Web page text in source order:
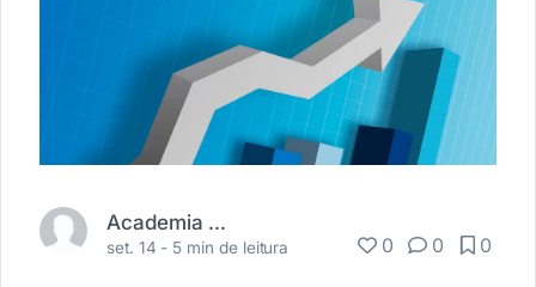
Academia Médica
set. 14 - 5 min de leitura 0 0 0